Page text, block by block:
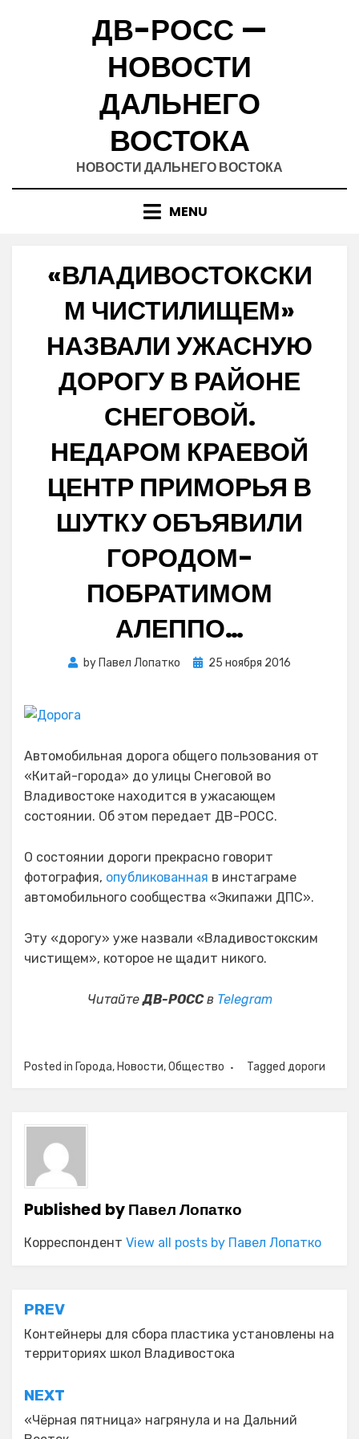
ДВ-РОСС —
НОВОСТИ
ДАЛЬНЕГО
ВОСТОКА
НОВОСТИ ДАЛЬНЕГО ВОСТОКА
MENU
«ВЛАДИВОСТОКСКИ
М ЧИСТИЛИЩЕМ»
НАЗВАЛИ УЖАСНУЮ
ДОРОГУ В РАЙОНЕ
СНЕГОВОЙ.
НЕДАРОМ КРАЕВОЙ
ЦЕНТР ПРИМОРЬЯ В
ШУТКУ ОБЪЯВИЛИ
ГОРОДОМ-
ПОБРАТИМОМ
АЛЕППО…
by Павел Лопатко
Posted
25 ноября 2016
Автомобильная дорога общего пользования от
«Китай-города» до улицы Снеговой во
Владивостоке находится в ужасающем
состоянии. Об этом передает ДВ-РОСС.
О состоянии дороги прекрасно говорит
фотография, опубликованная в инстаграме
автомобильного сообщества «Экипажи ДПС».
Эту «дорогу» уже назвали «Владивостокским
чистищем», которое не щадит никого.
ЧитайтеДВ-РОССв Telegram
Posted in Города, Новости,Общество Tagged дороги
Published byПавел Лопатко
Корреспондент View all posts by Павел Лопатко
Навигация
по
записям
PREV
Контейнеры для сбора пластика установлены на
территориях школ Владивостока
NEXT
«Чёрная пятница» нагрянула и на Дальний